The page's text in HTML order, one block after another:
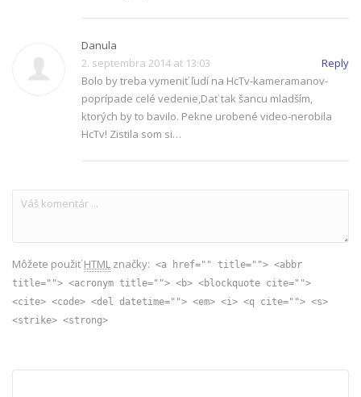
Danula
2. septembra 2014 at 13:03
Reply
Bolo by treba vymeniť ľudí na HcTv-kameramanov-
poprípade celé vedenie,Dať tak šancu mladším,
ktorých by to bavilo. Pekne urobené video-nerobila
HcTv! Zistila som si…
Môžete použiťHTML značky: <a href="" title=""> <abbr
title=""> <acronym title=""> <b> <blockquote cite="">
<cite> <code> <del datetime=""> <em> <i> <q cite=""> <s>
<strike> <strong>